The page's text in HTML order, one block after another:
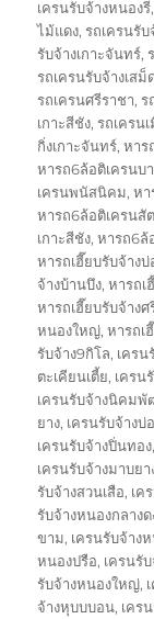
เครนรับจ้างหนองรี
ไม้แดง,รถเครนรั
รับจ้างเกาะจันทร์,
รถเครนรับจ้างเสม็
รถเครนศรีราชา,ร
เกาะสีชัง,รถเครน
กิ่งเกาะจันทร์,หาร
หารถ6ล้อติเครนบ
เครนพนัสนิคม,หา
หารถ6ล้อติเครนสั
เกาะสีชัง,หารถ6ล้
หารถเฮี๊ยบรับจ้าง
จ้างบ้านบึง,หารถ
หารถเฮี๊ยบรับจ้างศ
หนองใหญ่,หารถเ
รับจ้าง9กิโล, เครน
ตะเคียนเตี้ย, เครน
เครนรับจ้างนิคมพั
ยาง, เครนรับจ้างบ่
เครนรับจ้างปิ่นทอง,
เครนรับจ้างมาบยา
รับจ้างสวนเสือ, เค
รับจ้างหนองกลางด
ขาม, เครนรับจ้าง
หนองปรือ, เครนรั
รับจ้างหนองใหญ่,
จ้างหุบบบอน, เคร